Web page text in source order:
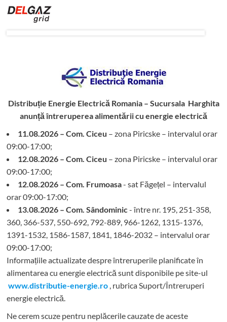
Distribuție Energie Electrică Romania – Sucursala Harghita
anunță întreruperea alimentării cu energie electrică
11.08.2026 – Com. Ciceu – zona Piricske – intervalul orar
09:00-17:00;
12.08.2026 – Com. Ciceu – zona Piricske – intervalul orar
09:00-17:00;
12.08.2026 – Com. Frumoasa- sat Făgețel – intervalul
orar 09:00-17:00;
13.08.2026 – Com. Sândominic- între nr. 195, 251-358,
360, 366-537, 550-692, 792-889, 966-1262, 1315-1376,
1391-1532, 1586-1587, 1841, 1846-2032 – intervalul orar
09:00-17:00;
Informațiile actualizate despre întreruperile planificate în
alimentarea cu energie electrică sunt disponibile pe site-ul
www.distributie-energie.ro , rubrica Suport/Întreruperi
energie electrică.
Ne cerem scuze pentru neplăcerile cauzate de aceste